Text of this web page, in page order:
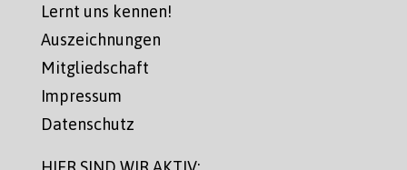
Lernt uns kennen!
Auszeichnungen
Mitgliedschaft
Impressum
Datenschutz